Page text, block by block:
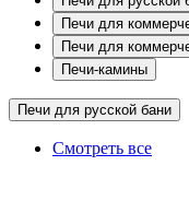
Печи для
Печи для
Печи-камины
Печи для русской бани
Смотреть все